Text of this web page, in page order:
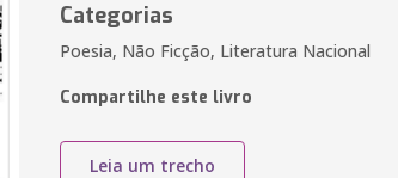
Categorias
Poesia, Não Ficção, Literatura Nacional
Compartilhe este livro
Leia um trecho